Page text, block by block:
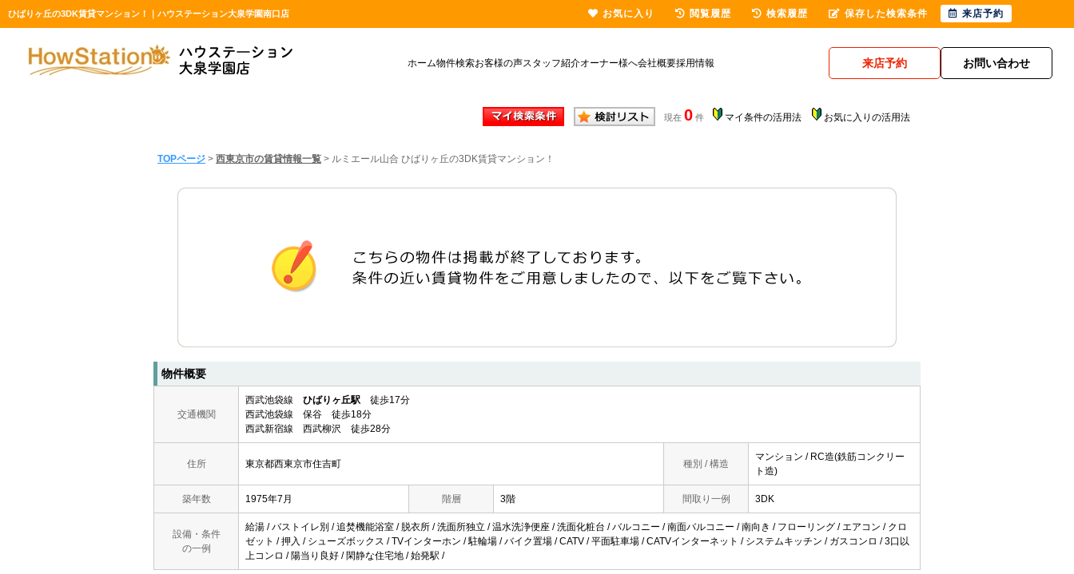
ひばりヶ丘の3DK賃貸マンション！｜ハウステーション大泉学園南口店
ホーム物件検索お客様の声スタッフ紹介オーナー様へ会社概要採用情報 来店予約 お問い合わせ
現在 0 件 マイ条件の活用法 お気に入りの活用法
TOPページ > 西東京市の賃貸情報一覧 > ルミエール山合 ひばりヶ丘の3DK賃貸マンション！
物件概要
交通機関
西武池袋線 ひばりヶ丘駅 徒歩17分
西武池袋線 保谷 徒歩18分
西武新宿線 西武柳沢 徒歩28分
住所 東京都西東京市住吉町 種別 / 構造
マンション / RC造(鉄筋コンクリー
ト造)
築年数 1975年7月 階層 3階 間取り一例 3DK
設備・条件
の一例
給湯 / バストイレ別 / 追焚機能浴室 / 脱衣所 / 洗面所独立 / 温水洗浄便座 / 洗面化粧台 / バルコニー / 南面バルコニー / 南向き / フローリング / エアコン / クロ
ゼット / 押入 / シューズボックス / TVインターホン / 駐輪場 / バイク置場 / CATV / 平面駐車場 / CATVインターネット / システムキッチン / ガスコンロ / 3口以
上コンロ / 陽当り良好 / 閑静な住宅地 / 始発駅 /
お気に入り 閲覧履歴 検索履歴 保存した検索条件 来店予約